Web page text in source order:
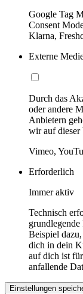
Google Tag
Consent
Klarna,
Externe
Durch das
oder andere
Anbietern
wir auf dieser
Vimeo,
Erforderlich
Immer aktiv
Technisch
Beispiel
dich in dein
auf dich ist
anfallende
Einstellungen